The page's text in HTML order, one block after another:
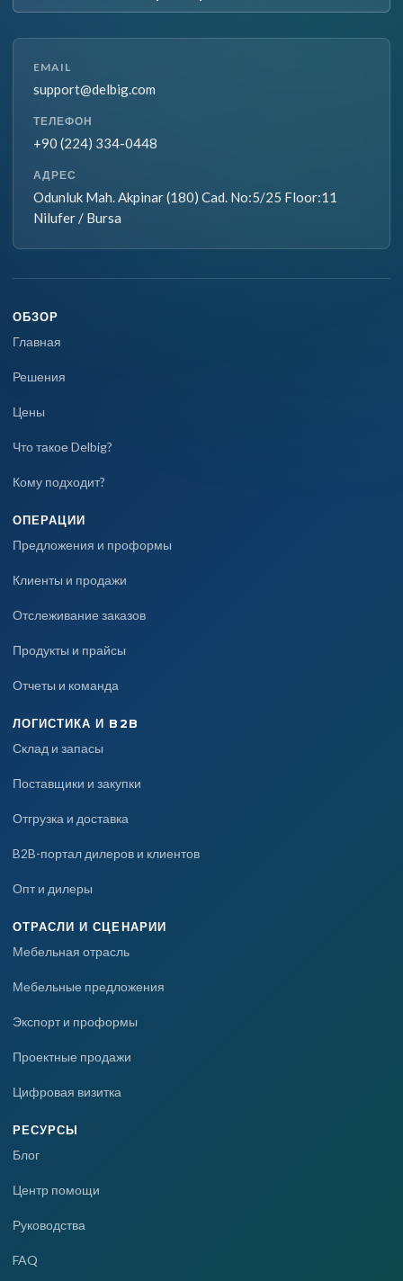
EMAIL
support@delbig.com
ТЕЛЕФОН
+90 (224) 334-0448
АДРЕС
Odunluk Mah. Akpinar (180) Cad. No:5/25 Floor:11
Nilufer / Bursa
ОБЗОР
Главная
Решения
Цены
Что такое Delbig?
Кому подходит?
ОПЕРАЦИИ
Предложения и проформы
Клиенты и продажи
Отслеживание заказов
Продукты и прайсы
Отчеты и команда
ЛОГИСТИКА И B2B
Склад и запасы
Поставщики и закупки
Отгрузка и доставка
B2B-портал дилеров и клиентов
Опт и дилеры
ОТРАСЛИ И СЦЕНАРИИ
Мебельная отрасль
Мебельные предложения
Экспорт и проформы
Проектные продажи
Цифровая визитка
РЕСУРСЫ
Блог
Центр помощи
Руководства
FAQ